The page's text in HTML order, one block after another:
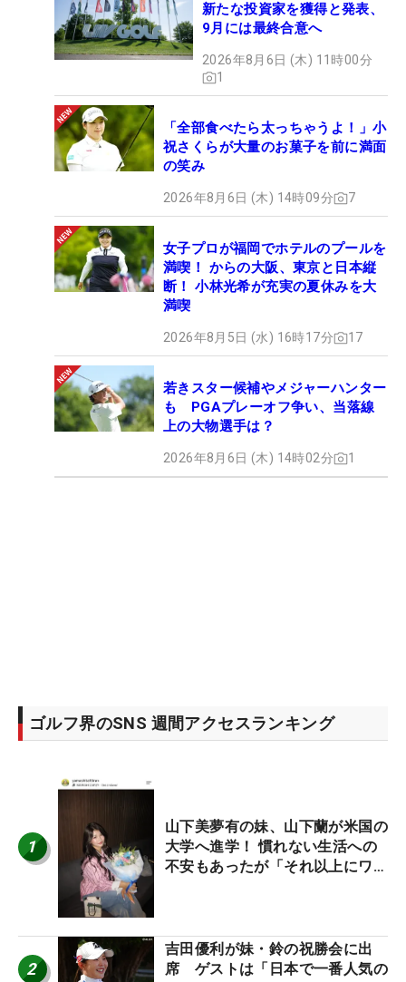
新たな投資家を獲得と発表、
9月には最終合意へ
2026年8月6日 (木) 11時00分
1
「全部食べたら太っちゃうよ！」小
祝さくらが大量のお菓子を前に満面
の笑み
2026年8月6日 (木) 14時09分 7
女子プロが福岡でホテルのプールを
満喫！ からの大阪、東京と日本縦
断！ 小林光希が充実の夏休みを大
満喫
2026年8月5日 (水) 16時17分 17
若きスター候補やメジャーハンター
も PGAプレーオフ争い、当落線
上の大物選手は？
2026年8月6日 (木) 14時02分 1
ゴルフ界のSNS 週間アクセスランキング
1
山下美夢有の妹、山下蘭が米国の
大学へ進学！ 慣れない生活への
不安もあったが「それ以上にワク
2
吉田優利が妹・鈴の祝勝会に出
席 ゲストは「日本で一番人気の